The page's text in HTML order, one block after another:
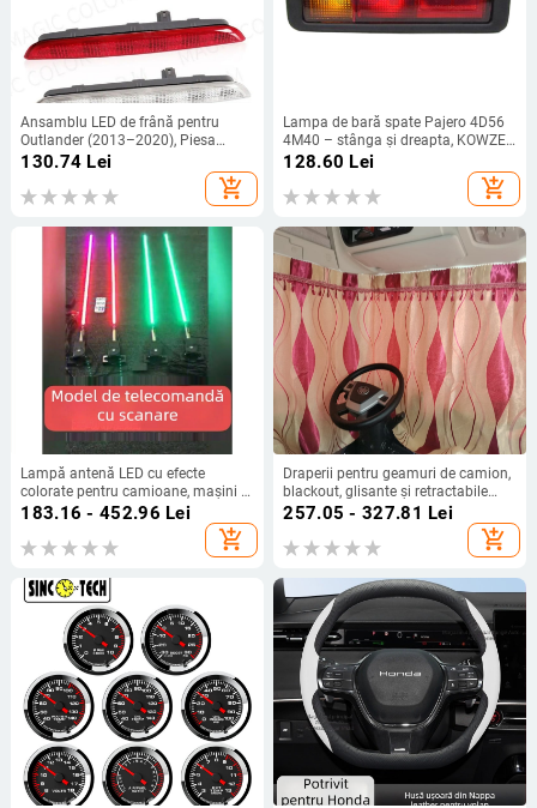
Ansamblu LED de frână pentru
Outlander (2013–2020), Piesa
8334A113, 12V, 35W
130.74 Lei
add_shopping_cart
Lampa de bară spate Pajero 4D56
4M40 – stânga și dreapta, KOWZE
MR124963 MB861939 / MR124964
128.60 Lei
add_shopping_cart
Lampă antenă LED cu efecte
colorate pentru camioane, mașini și
motociclete, 12V
183.16 - 452.96 Lei
add_shopping_cart
Draperii pentru geamuri de camion,
blackout, glisante și retractabile
pentru cabină, protecție a intimității,
respirabile
257.05 - 327.81 Lei
add_shopping_cart